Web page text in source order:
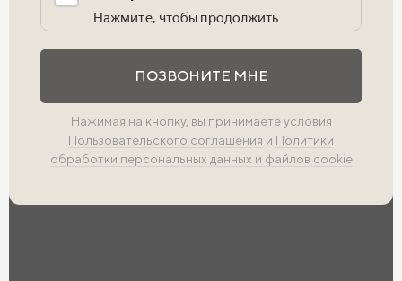
ПОЗВОНИТЕ МНЕ
Нажимая на кнопку, вы принимаете условия
Пользовательского соглашения и Политики
обработки персональных данных и файлов cookie